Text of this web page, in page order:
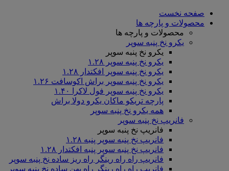
صفحه نخست
محصولات و پارچه ها
محصولات و پارچه ها
یکرو نخ پنبه سوپر
یکرو نخ پنبه سوپر
یکرو نخ پنبه سوپر ۱.۲۸
یکرو نخ پنبه سوپر افکتدار ۱.۲۸
یکرو نخ پنبه سوپر براش اکوسافت ۱.۲۶
یکرو نخ پنبه سوپر فول لاکرا ۱.۴۰
پارچه تریکو ماکان یکرو دولا براش
همه یکرو نخ پنبه سوپر
فانریپ نخ پنبه سوپر
فانریپ نخ پنبه سوپر
فانریپ نخ پنبه سوپر پنبه ۱.۲۸
فانریپ نخ پنبه سوپر پنبه افکتدار ۱.۲۸
فانریپ راه راه رینگر راه ریز ساده نخ پنبه سوپر
فانریپ راه راه رینگر راه پهن ساده نخ پنبه سوپر